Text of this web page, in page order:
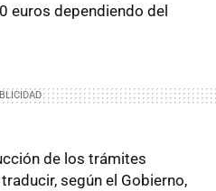
euros dependiendo del
de los trámites
según el Gobierno,